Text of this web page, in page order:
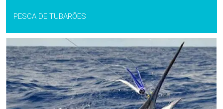
PESCA DE TUBARÕES